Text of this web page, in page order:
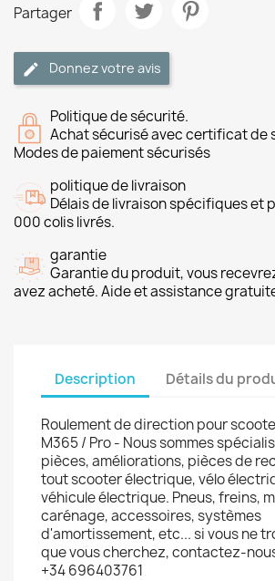
Partager
Donnez votre avis
Politique de sécurité.
Achat sécurisé avec certificat de
Modes de paiement sécurisés
politique de livraison
Délais de livraison spécifiques et
000 colis livrés.
garantie
Garantie du produit, vous
avez acheté. Aide et assistance
Description Détails du
Roulement de direction pour
M365 / Pro - Nous sommes
pièces, améliorations, pièces de
tout scooter électrique, vélo
véhicule électrique. Pneus, freins,
carénage, accessoires, systèmes
d'amortissement, etc... si vous ne
que vous cherchez, contactez-
+34 696403761